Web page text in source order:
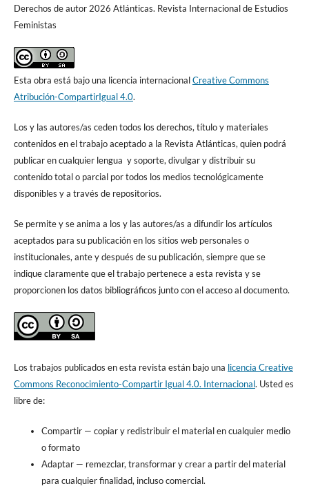
Derechos de autor 2026 Atlánticas. Revista Internacional de Estudios
Feministas
Esta obra está bajo una licencia internacionalCreative Commons
Atribución-CompartirIgual 4.0.
Los y las autores/as ceden todos los derechos, título y materiales
contenidos en el trabajo aceptado a la Revista Atlánticas, quien podrá
publicar en cualquier lengua y soporte, divulgar y distribuir su
contenido total o parcial por todos los medios tecnológicamente
disponibles y a través de repositorios.
Se permite y se anima a los y las autores/as a difundir los artículos
aceptados para su publicación en los sitios web personales o
institucionales, ante y después de su publicación, siempre que se
indique claramente que el trabajo pertenece a esta revista y se
proporcionen los datos bibliográficos junto con el acceso al documento.
Los trabajos publicados en esta revista están bajo una licencia Creative
Commons Reconocimiento-Compartir Igual 4.0. Internacional. Usted es
libre de:
Compartir— copiar y redistribuir el material en cualquier medio
o formato
Adaptar— remezclar, transformar y crear a partir del material
para cualquier finalidad, incluso comercial.